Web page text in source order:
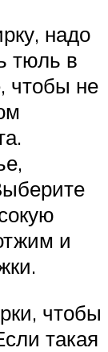
надо
тюль в
чтобы не
и
чтобы
такая